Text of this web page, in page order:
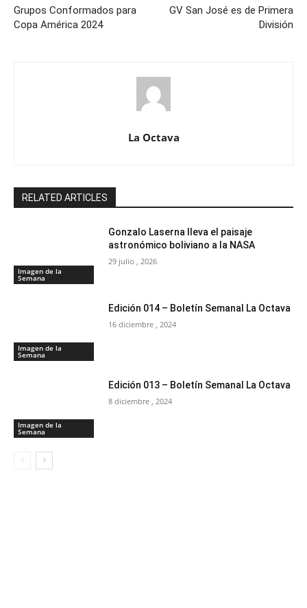
Grupos Conformados para
Copa América 2024
GV San José es de Primera
División
La Octava
RELATED ARTICLES
Imagen de la
Semana
Gonzalo Laserna lleva el paisaje
astronómico boliviano a la NASA
29 julio , 2026
Imagen de la
Semana
Edición 014 – Boletín Semanal La Octava
16 diciembre , 2024
Imagen de la
Semana
Edición 013 – Boletín Semanal La Octava
8 diciembre , 2024